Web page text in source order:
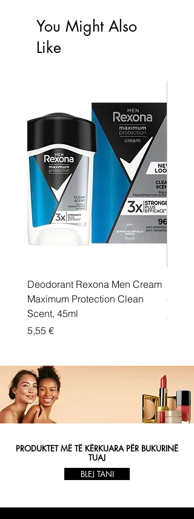
You Might Also
Like
Deodorant Rexona Men Cream
Maximum Protection Clean
Scent, 45ml
Price
5,55 €
Price
5,55 €
PRODUKTET MË TË KËRKUARA PËR BUKURINË
TUAJ
BLEJ TANI